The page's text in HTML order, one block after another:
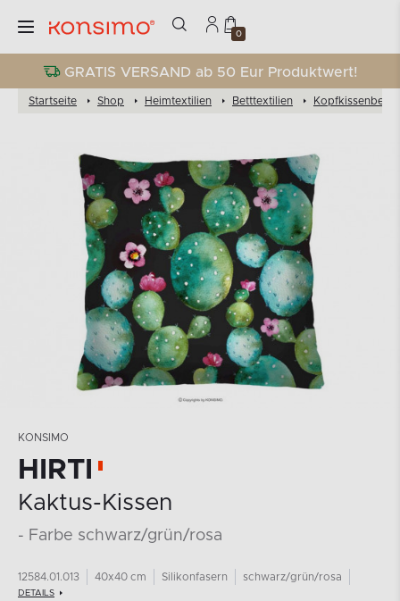
0
GRATIS VERSAND ab 50 Eur Produktwert!
Startseite Shop Heimtextilien Betttextilien
KONSIMO
HIRTI
Kaktus-Kissen
- Farbe schwarz/grün/rosa
12584.01.013 40x40 cm Silikonfasern schwarz/grün/rosa
DETAILS